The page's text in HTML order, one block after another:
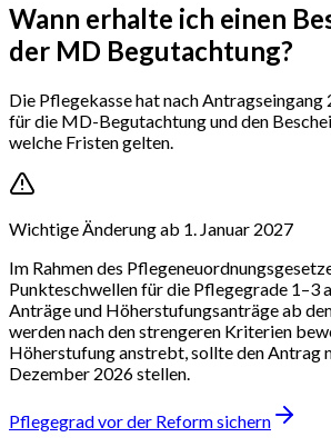
Wann erhalte ich einen
der MD Begutachtung?
Die Pflegekasse hat nach
für die MD-Begutachtung und den
welche Fristen gelten.
Wichtige Änderung ab 1. Januar 2027
Im Rahmen des
Punkteschwellen für die Pflegegrade 1–3
Anträge und Höherstufungsanträge ab
werden nach den strengeren Kriterien
Höherstufung anstrebt, sollte den Antrag
Dezember 2026 stellen.
Pflegegrad vor der Reform sichern